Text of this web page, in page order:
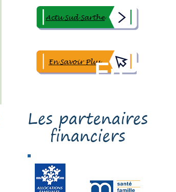
En 1
Clic
Actu Sud Sarthe
En Savoir Plus
Les partenaires
financiers